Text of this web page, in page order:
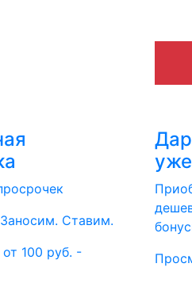
Ставим.
100 руб. -